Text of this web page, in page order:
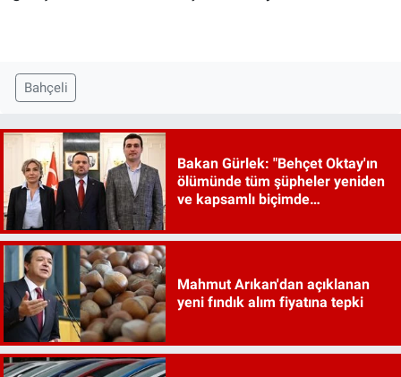
Bahçeli
Bakan Gürlek: "Behçet Oktay'ın
ölümünde tüm şüpheler yeniden
ve kapsamlı biçimde
Mahmut Arıkan'dan açıklanan
yeni fındık alım fiyatına tepki